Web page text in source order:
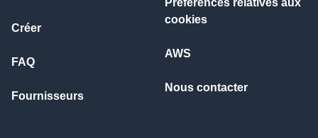
Créer
FAQ
Fournisseurs
Préférences relatives aux
cookies
AWS
Nous contacter